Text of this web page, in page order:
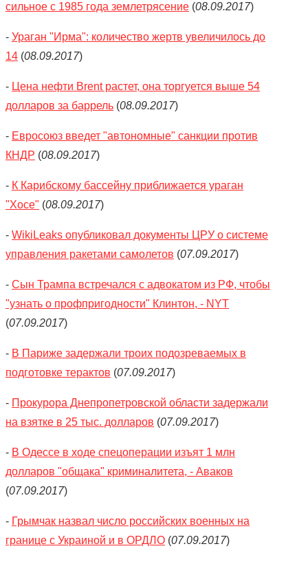
КУДА ПОЙТИ
АВТОБАЗАР
КОНТАКТЫ
>
сильное с 1985 года землетрясение (08.09.2017)
- Ураган "Ирма": количество жертв увеличилось до
14 (08.09.2017)
- Цена нефти Brent растет, она торгуется выше 54
долларов за баррель (08.09.2017)
- Евросоюз введет "автономные" санкции против
КНДР (08.09.2017)
- К Карибскому бассейну приближается ураган
"Хосе" (08.09.2017)
- WikiLeaks опубликовал документы ЦРУ о системе
управления ракетами самолетов (07.09.2017)
- Сын Трампа встречался с адвокатом из РФ, чтобы
"узнать о профпригодности" Клинтон, - NYT
(07.09.2017)
- В Париже задержали троих подозреваемых в
подготовке терактов (07.09.2017)
- Прокурора Днепропетровской области задержали
на взятке в 25 тыс. долларов (07.09.2017)
- В Одессе в ходе спецоперации изъят 1 млн
долларов "общака" криминалитета, - Аваков
(07.09.2017)
- Грымчак назвал число российских военных на
границе с Украиной и в ОРДЛО (07.09.2017)